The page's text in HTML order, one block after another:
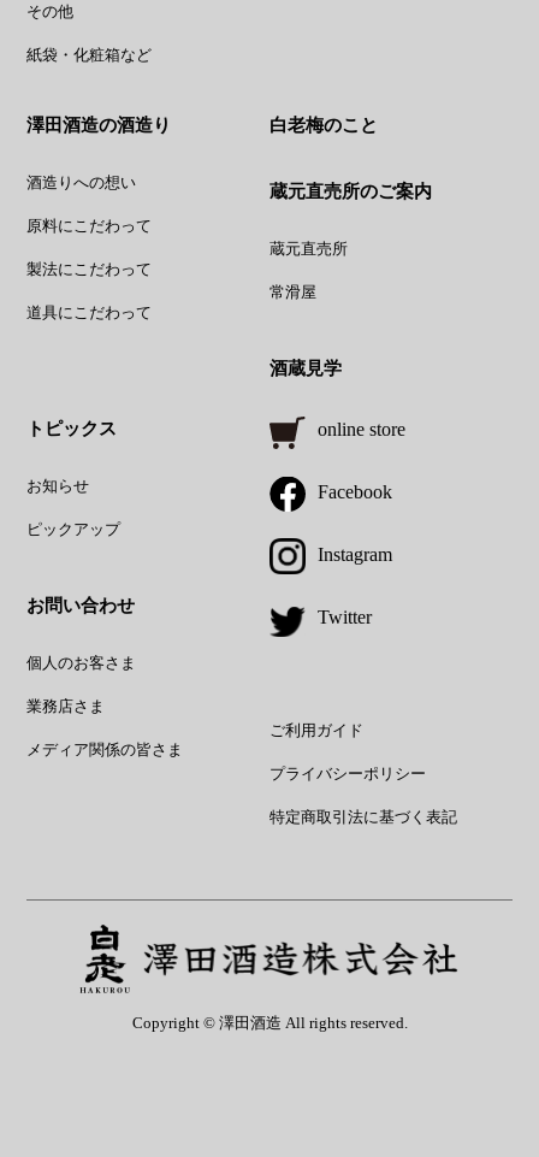
その他
紙袋・化粧箱など
澤田酒造の酒造り
酒造りへの想い
原料にこだわって
製法にこだわって
道具にこだわって
白老梅のこと
蔵元直売所のご案内
蔵元直売所
常滑屋
酒蔵見学
トピックス
お知らせ
ピックアップ
お問い合わせ
個人のお客さま
業務店さま
メディア関係の皆さま
online store
Facebook
Instagram
Twitter
ご利用ガイド
プライバシーポリシー
特定商取引法に基づく表記
Copyright © 澤田酒造 All rights reserved.